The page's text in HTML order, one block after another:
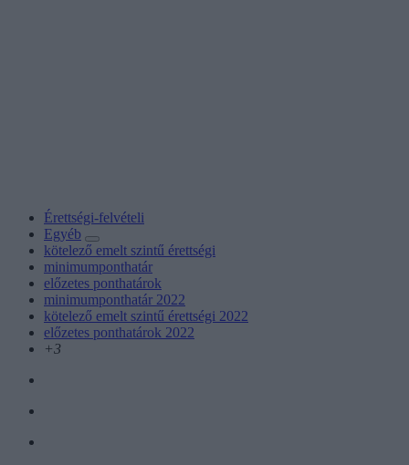
Érettségi-felvételi
Egyéb
kötelező emelt szintű érettségi
minimumponthatár
előzetes ponthatárok
minimumponthatár 2022
kötelező emelt szintű érettségi 2022
előzetes ponthatárok 2022
+3